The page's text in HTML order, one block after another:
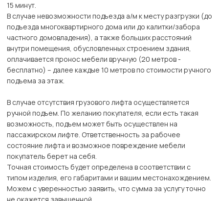
15 минут.
В случае невозможности подъезда а/м к месту разгрузки (до
подъезда многоквартирного дома или до калитки/забора
частного домовладения), а также больших расстояний
внутри помещения, обусловленных строением здания,
оплачивается пронос мебели вручную (20 метров -
бесплатно) – далее каждые 10 метров по стоимости ручного
подъема за этаж.
В случае отсутствия грузового лифта осуществляется
ручной подъем. По желанию покупателя, если есть такая
возможность, подъем может быть осуществлен на
пассажирском лифте. Ответственность за рабочее
состояние лифта и возможное повреждение мебели
покупатель берет на себя.
Точная стоимость будет определена в соответствии с
типом изделия, его габаритами и вашим местонахождением.
Можем с уверенностью заявить, что сумма за услугу точно